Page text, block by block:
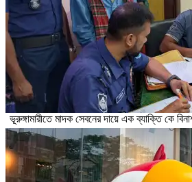
ভূরুঙ্গামারীতে মাদক সেবনের দায়ে এক ব্যাক্তি কে